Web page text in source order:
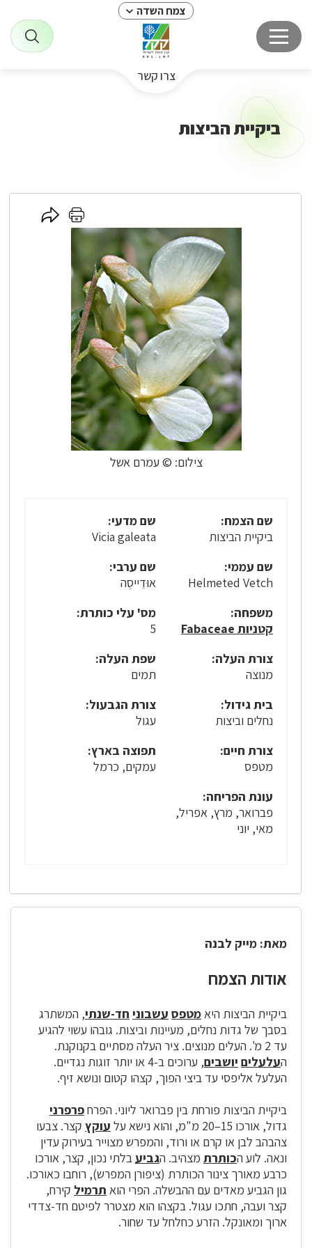
צמח השדה
צרו קשר
ביקיית הביצות
צילום: © עמרם אשל
לחץ
לחץ
כאן
שם הצמח:
ביקיית הביצות
שם מדעי:
Vicia galeata
שם עממי:
Helmeted Vetch
שם ערבי:
אוּדֵייסֶה
משפחה:
קטניות Fabaceae
מס' עלי כותרת:
5
צורת העלה:
מנוצה
שפת העלה:
תמים
בית גידול:
נחלים וביצות
צורת הגבעול:
עגול
צורת חיים:
מטפס
תפוצה בארץ:
עמקים, כרמל
עונת הפריחה:
פברואר, מרץ, אפריל,
מאי, יוני
מאת: מייק לבנה
אודות הצמח
ביקיית הביצות היאמטפס עשבוני חד-שנתי, המשתרג
בסבך של גדות נחלים, מעיינות וביצות. גובהו עשוי להגיע
עד 2 מ'. העלים מנוצים. ציר העלה מסתיים בקנוקנת.
העלעלים יושבים
, ערוכים ב-4 או יותר זוגות נגדיים.
העלעל אליפסי עד ביצי הפוך, קצהו קטום ונושא זיף.
ביקיית הביצות פורחת בין פברואר ליוני. הפרחפרפרני
גדול, אורכו 15–20 מ"מ, והוא נישא על
עוקץ קצר. צבעו
צהבהב לבן או קרם או ורוד, והמפרש מצוייר בעירוק עדין
ונאה. לוע הכותרת מצהיב. הגביעבלתי נכון, קצר, אורכו
כרבע מאורך צינור הכותרת (ציפורן המפרש), רוחבו כאורכו.
גון הגביע מאדים עם ההבשלה. הפרי הוא תרמיל קירח,
קצר ועבה, חתכו עגול. בקצהו הוא מצטרר לפיטם חד-צדדי
ארוך ומאונקל. הזרע כחלחל עד שחור.